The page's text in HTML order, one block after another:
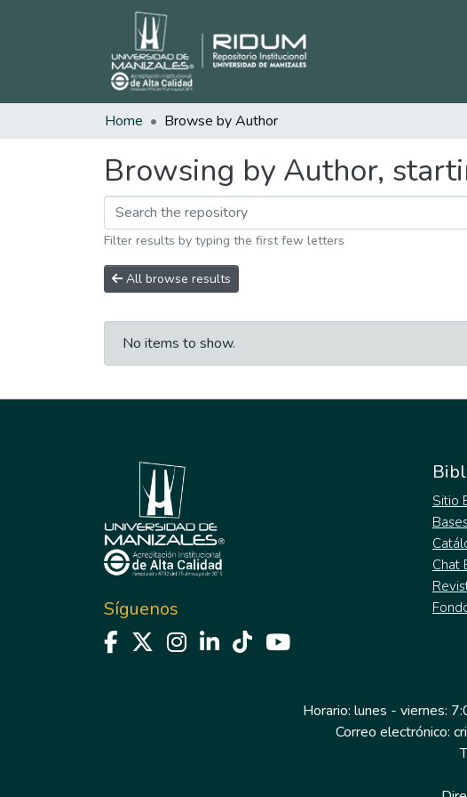
Home Browse by Author
Browsing by Author,
Filter results by typing the first few letters
All browse results
No items to show.
Síguenos
Sitio
Chat
Horario: lunes - viernes:
Correo electrónico: